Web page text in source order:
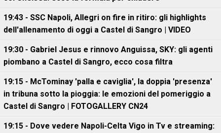
19:43 - SSC Napoli, Allegri on fire in ritiro: gli highlights
dell'allenamento di oggi a Castel di Sangro | VIDEO
19:30 - Gabriel Jesus e rinnovo Anguissa, SKY: gli agenti
piombano a Castel di Sangro, ecco cosa filtra
19:15 - McTominay 'palla e caviglia', la doppia 'presenza'
in tribuna sotto la pioggia: le emozioni del pomeriggio a
Castel di Sangro | FOTOGALLERY CN24
19:15 - Dove vedere Napoli-Celta Vigo in Tv e streaming: